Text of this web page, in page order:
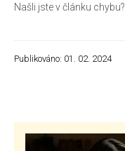
Našli jste v článku chybu?
Publikováno: 01. 02. 2024